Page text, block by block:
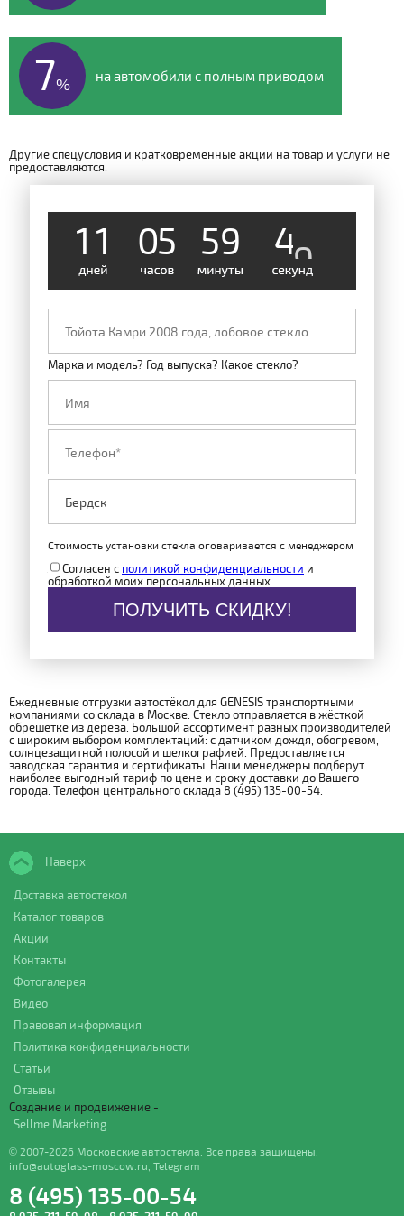
7% на автомобили с полным приводом
Другие спецусловия и кратковременные акции на товар и услуги не
предоставляются.
1 1 05 59 48
Марка и модель? Год выпуска? Какое стекло?
Стоимость установки стекла оговаривается с менеджером
Согласен с политикой конфиденциальности и
обработкой моих персональных данных
ПОЛУЧИТЬ СКИДКУ!
Ежедневные отгрузки автостёкол для GENESIS транспортными
компаниями со склада в Москве. Стекло отправляется в жёсткой
обрешётке из дерева. Большой ассортимент разных производителей
с широким выбором комплектаций: с датчиком дождя, обогревом,
солнцезащитной полосой и шелкографией. Предоставляется
заводская гарантия и сертификаты. Наши менеджеры подберут
наиболее выгодный тариф по цене и сроку доставки до Вашего
города. Телефон центрального склада 8 (495) 135-00-54.
Наверх
Доставка автостекол
Каталог товаров
Акции
Контакты
Фотогалерея
Видео
Правовая информация
Политика конфиденциальности
Статьи
Отзывы
Создание и продвижение -
Sellme Marketing
© 2007-2026 Московские автостекла. Все права защищены.
info@autoglass-moscow.ru Telegram
8 (495) 135-00-54